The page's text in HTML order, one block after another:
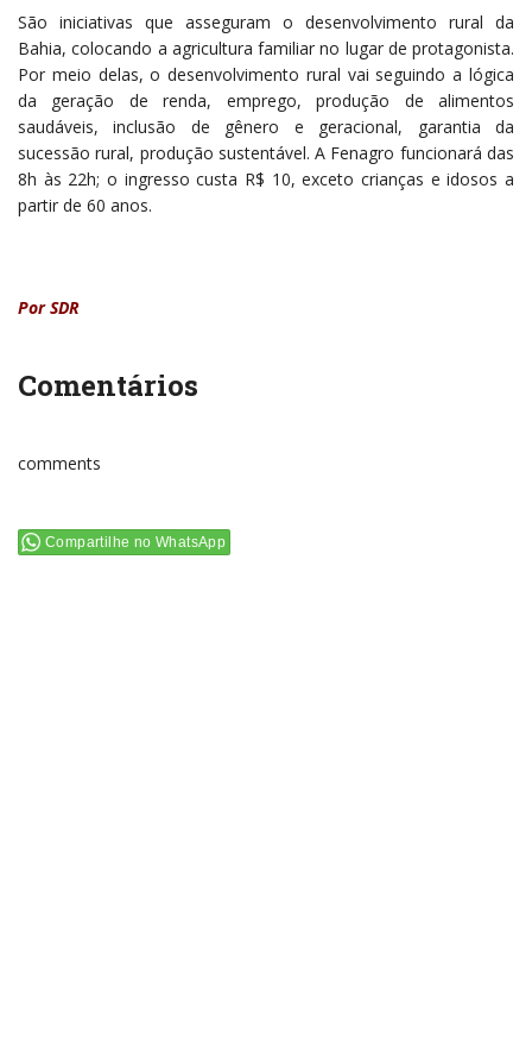
São iniciativas que asseguram o desenvolvimento rural da
Bahia, colocando a agricultura familiar no lugar de protagonista.
Por meio delas, o desenvolvimento rural vai seguindo a lógica
da geração de renda, emprego, produção de alimentos
saudáveis, inclusão de gênero e geracional, garantia da
sucessão rural, produção sustentável. A Fenagro funcionará das
8h às 22h; o ingresso custa R$ 10, exceto crianças e idosos a
partir de 60 anos.
Por SDR
Comentários
comments
Compartilhe no WhatsApp